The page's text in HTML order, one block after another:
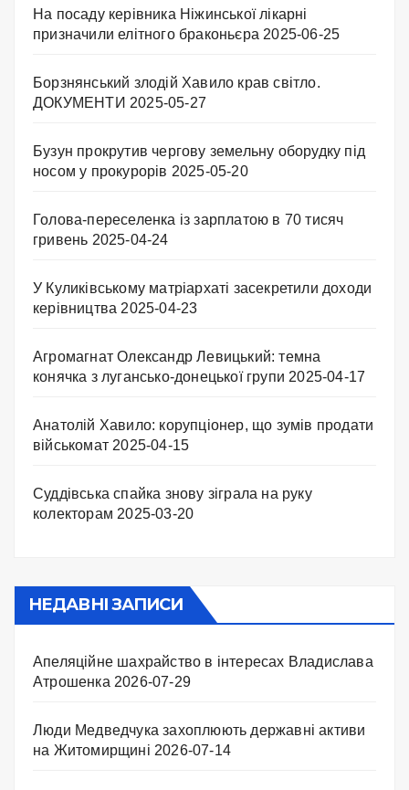
На посаду керівника Ніжинської лікарні
призначили елітного браконьєра 2025-06-25
Борзнянський злодій Хавило крав світло.
ДОКУМЕНТИ 2025-05-27
Бузун прокрутив чергову земельну оборудку під
носом у прокурорів 2025-05-20
Голова-переселенка із зарплатою в 70 тисяч
гривень 2025-04-24
У Куликівському матріархаті засекретили доходи
керівництва 2025-04-23
Агромагнат Олександр Левицький: темна
конячка з лугансько-донецької групи 2025-04-17
Анатолій Хавило: корупціонер, що зумів продати
військомат 2025-04-15
Суддівська спайка знову зіграла на руку
колекторам 2025-03-20
НЕДАВНІ ЗАПИСИ
Апеляційне шахрайство в інтересах Владислава
Атрошенка 2026-07-29
Люди Медведчука захоплюють державні активи
на Житомирщині 2026-07-14